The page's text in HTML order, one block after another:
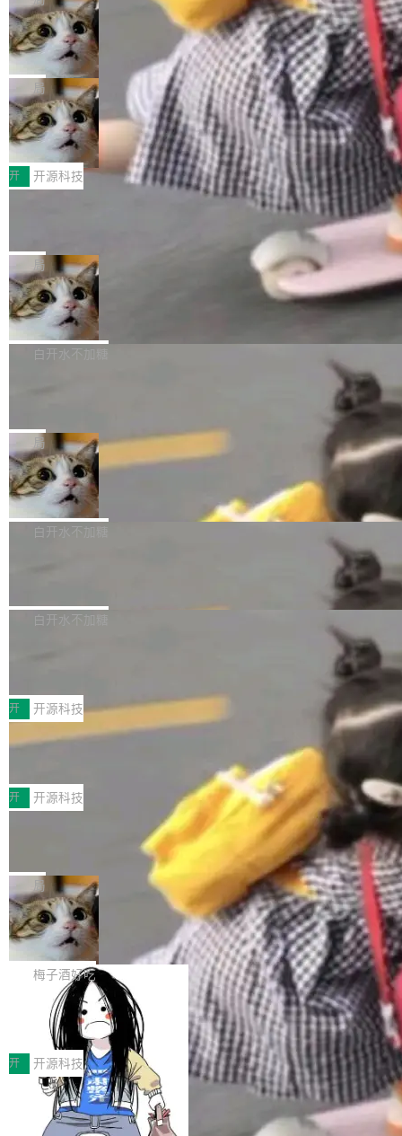
现实 过去两年，CIO们的焦虑清单上多了两项：
一是如何让大模型和智能体应用安全地从PoC走
向生产，二是如何让测试团队跟得上AI应用...
设置，如果用布尔值 + 可空字段来表示——bool
ean 表示是否可切换，nullable 的默认模式、浅
色方案、深色方案——会产生大量无意义的组
合。方案缺了、配置冲突了、全 null 了。要知道
哪些组合有效，作者说，你得靠"文档、校验、或
者部落知识"。 换个写法。Rust 的 enum，两个
变体：Switchable...
个"AI 知识库 + 聊天机器人"——每个大厂都在
做，没什么新鲜的。 但 Kenton Varda 在 Twitte
r 上把事情说清楚了： 今天我们发布了 Cloudfla
re OS，一个带连接器的聊天机器人，跟其他所
有科技公司做的一样。只不过，实际上它不一
样。这是 Sandstorm.io 的重制版，我十年前的
那个创业公司。不同的是，这次它构建在 Cloudf
lare Workers 上——我花了九年时间搭建的平台
——并且深度集成了 AI。这基本上是我十年秘密
Deno 团队开源 Celld，可自托管的分
布式 Durable Objects
Ryan Dahl 领导的 Deno 团队推出了最新开源项
目 Celld，一个能在自己机器上运行 Cloudflare
Workers 和 Durable Objects 的守护进程。 设
计思路很直接：每个对象是一个独立的 SQLite
数据库，按名称寻址，复制到你自己的 S3 兼容
存储库里。节点之间只通过这个存储库协调——
没有控制平面，没有共识协议。每个对象自带一
个小型数据库，应用天然按分片构建，单个数据
库的竞争和爆炸半径问题在设计层面就被消除
了。 闲置的 cell 会休眠到几乎不占资源。当 cel
l 迁移或唤醒时，新宿主从 S3 恢复 SQLite 数据
库继续执行。存储库是持久化的唯一真相...
局
鲁大师7月新机性能/流畅/AI榜：vivo夺
性能、流畅双第一，三星Galaxy Z系列
新折叠缺席
2026年7月的手机市场，由于存储等硬件成本暴
增，手机厂商的日子也不好过啊，新机速度明显
放缓，因此硝烟味淡了许多。新机参数规格除开
高价的三星折叠（三星Galaxy Z Fold8 Ultra / Z
Fold8 / Z Flip8）外，其余要么是中低端机器，
例如iQOO Z11i、REDMI Note 17、REDMI No
te 17 Pro、OPPO K15，要么是vivo X300 E这
样的次旗舰。 Galaxy Z Fold8 Ultra / Z Fold8 /
Z Flip8三款折叠屏新机均在7月22日发布，且全
部搭载骁龙8 Elite Gen5 for Galaxy，它们本该
开 开源科技
Zed 编辑器团队发布了新项目——DeltaDB，一
个在 git commit 之间记录每一次编辑操作的版
本控制系统。目前处于 Early Access 阶段。 De
ltaDB 的核心思路直接写在 landing page 最显
眼的位置：「Software is made between com
mits」——软件是在 commit 之间写出来的。git
是把这段空隙补上。 回退到任何一次编辑：Delt
aDB 捕获 commit 之间的每一次操作，...
局
SpaceXAI 单季资本开支达 183 亿美元
根据风险投资人Tomer Tunguz 博客（VC 分
析）披露的最新分析与第二季度业绩报告，Spac
微软同期总资本开支的四成。 与亚马逊、Alpha
bet、微软以及 Meta 等传统科技巨头相比，Spa
ceXAI的资金消耗速度尤为引人瞩目。然而，支
撑庞大支出的资金来源却呈现出截然不同的面
貌。数据显示，微软和 Meta 主要依托充沛的经
白开水不加糖
一个在终端里运行的编程 agent；Muse Spark
1.2，驱动这个 agent 的新模型。一句话概括：
你可以用 curl -fsSL https://dev.meta.ai/install.
sh | bash 安装一个能在大项目里自动规划、写
代码、验证结果的 AI 终端工具。 据介绍，Muse
个主 agent 循环，外加一组后台 agent。这些后
局
美团开源 LoHoSearch，用知识图谱校
准 AI 能力认知
机器出题的前提，是让机器拥有全局视野。整个
构建流程可以分为四个环节：建图 → 控制难度
白开水不加糖
库，并将作为transport接入Mooncake TENT。
MPComm将作为一种传输引擎接入Mooncake T
ENT，实现零拷贝传输性能提升30%、非零拷贝
传输性能最高提升5倍。UCL-MPComm底层基
于自研UCL-Engine通信引擎，后续腾讯网平将
持续开源更多基于UCL-Engine的高性能通信组
件。 腾讯网平团队在UCL-MPComm中实现了一
个独立于业务线程的全局通信引擎（Engine），
白开水不加糖
型案例入选名单》，深信服“面向企业研发场景的
开源 AI 编程平台 CoStrict 应用”凭借卓越的技术
创新与落地成效成功入选。 全链路私有化部署，
助力企业AI研发安全落地 当前，越来越多企业已
经开始引入 AI Coding 工具，通过调用公有云模
型或企业内部部署模型提升研发效率。但随着 AI
Coding 从个人辅助工具逐步走向团队级、组织
级应用，企业在规模化落地过程中，对安全性、
可控性和代码质量提出了更高要求。 首先是数据
安全与合规要求。对于大多数普通研发场景，公
有云模型能够满足快速试用和效率提升的需求。
但对于金融、能源、医疗等对数据安全要求较...
开 开源科技
深信服AI算力网关入选工信部人工智能
前不久，工业和信息化部正式发布《2025年人工
智能应用典型案例名单》，集中展示人工智能在
各领域的应用成果，覆盖技术底座、行业赋能、
产品应用、支撑保障、专题等五大方向。深信服
AI算力网关（AI创新平台）成功入选！ 随着各行
各业的Agent走向规模化建设，算力构成形态逐
渐丰富，用户关注的重点也在发生变化：不只是
让AI用起来，还要进一步看清混合算力时代下，
Token花在哪里、算力是否被充分利用，以及持
续增长的AI成本该如何优化。 深信服AI算力网关
正是围绕这些实际问题，从Token治理和成本治
理两个方面，让用户的每一份算力都看得清、管
得住、用得稳、省得下、更安全！ 一、从现在开
始，Token使用一目...
开 开源科技
Jeff Dean 离开 Google：一个时代的结
束，一个实验室的开始
Google 员工编号 20。MapReduce 作者之一。
Bigtable 作者之一。TensorFlow 的作者之一。
Gemini 的架构师。Google 首席科学家。 Jeff D
ean 在 Google 工作了 27 年后，宣布离职。 他
不是一个人走。一同离开的还有 Sanjay Ghema
wat（Google 员工编号 23，Jeff Dean 二十多
年的编程搭档，MapReduce 和 Bigtable 的共同
作者）、Quoc Le（Google 大脑核心成员，Se
q2Seq 和 DocAI 的共同发明人）以及 Oriol Vin
yals（Gemini 联合负责人，AlphaSta...
局
🔥 SolonCode v2026.8.4 发布：界面
字体可调、22 种语言、记忆搜索增强
打开终端就能上岗的全中文编码智能体，这一轮
把「看得清、用母语、记得住」三件事一次补
齐。 SolonCode 是什么 SolonCode 是杭州无
耳科技研发的企业级终端编码智能体——一位全
中文驱动的数字员工，自主理解需求、规划步
骤、编写代码。不挑模型、不挑平台，curl 一行
装完即用。 开源地址：Gitee · GitCode · GitHu
b 安装 支持 Java 8+（8~26）、macOS / Linu
x / Windows / Harmony PC。 # macOS / Linu
梅子酒好吃
让“代码语义理解”深度释放AI Coding
价值潜能：华为云码道（CodeArts）
代码仓技术解析
一、代码仓深度理解技术的作用与价值 在软件工
程实践中，代码仓是企业核心知识资产的主要载
体。企业级代码仓库通常包含数十万乃至数百万
个文件，其规模远超单次模型调用可承载的上下
文窗口。随着项目规模的持续扩张与代码历史的
开 开源科技